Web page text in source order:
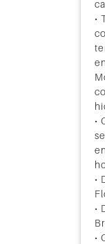
•
•
•
•
•